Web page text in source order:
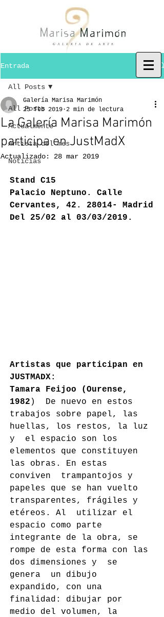
Entrada
All Posts
Actualmente
Artista del mes
Noticias
All Posts
La Galería Marisa Marimón
participa en JustMadX
Galería Marisa Marimón
25 feb 2019 2 min de lectura
Actualizado: 28 mar 2019
Stand C15
Palacio Neptuno. Calle
Cervantes, 42. 28014- Madrid
Del 25/02 al 03/03/2019.
Artistas que participan en
JUSTMADX:
Tamara Feijoo (Ourense,
1982 )  De nuevo en estos
trabajos sobre papel, las
huellas, los restos, la luz
y  el espacio son los
elementos que constituyen
las obras. En estas
conviven  trampantojos y
papeles que se han vuelto
transparentes, frágiles y
etéreos. Al  utilizar el
espacio como parte
integrante de la obra, se
rompe de esta forma con las
dos dimensiones y  se
genera  un dibujo
expandido, con una
finalidad: dibujar por
medio del volumen, la